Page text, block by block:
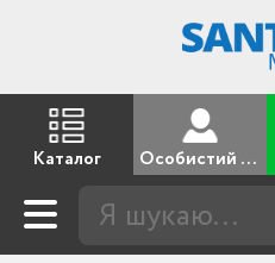
Каталог Особистий кабінет